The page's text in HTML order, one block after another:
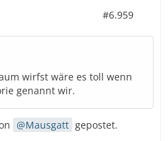
#6.959
wirfst wäre es toll wenn
genannt wir.
Mausgatt gepostet.